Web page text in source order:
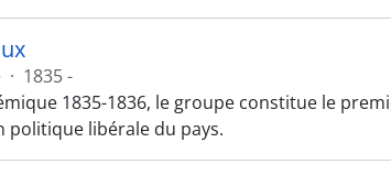
· 1835 -
1835-1836, le groupe constitue le
politique libérale du pays.